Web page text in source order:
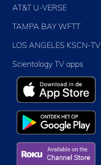
AT&T U-VERSE
TAMPA BAY WFTT
LOS ANGELES KSCN-TV
Scientology TV apps